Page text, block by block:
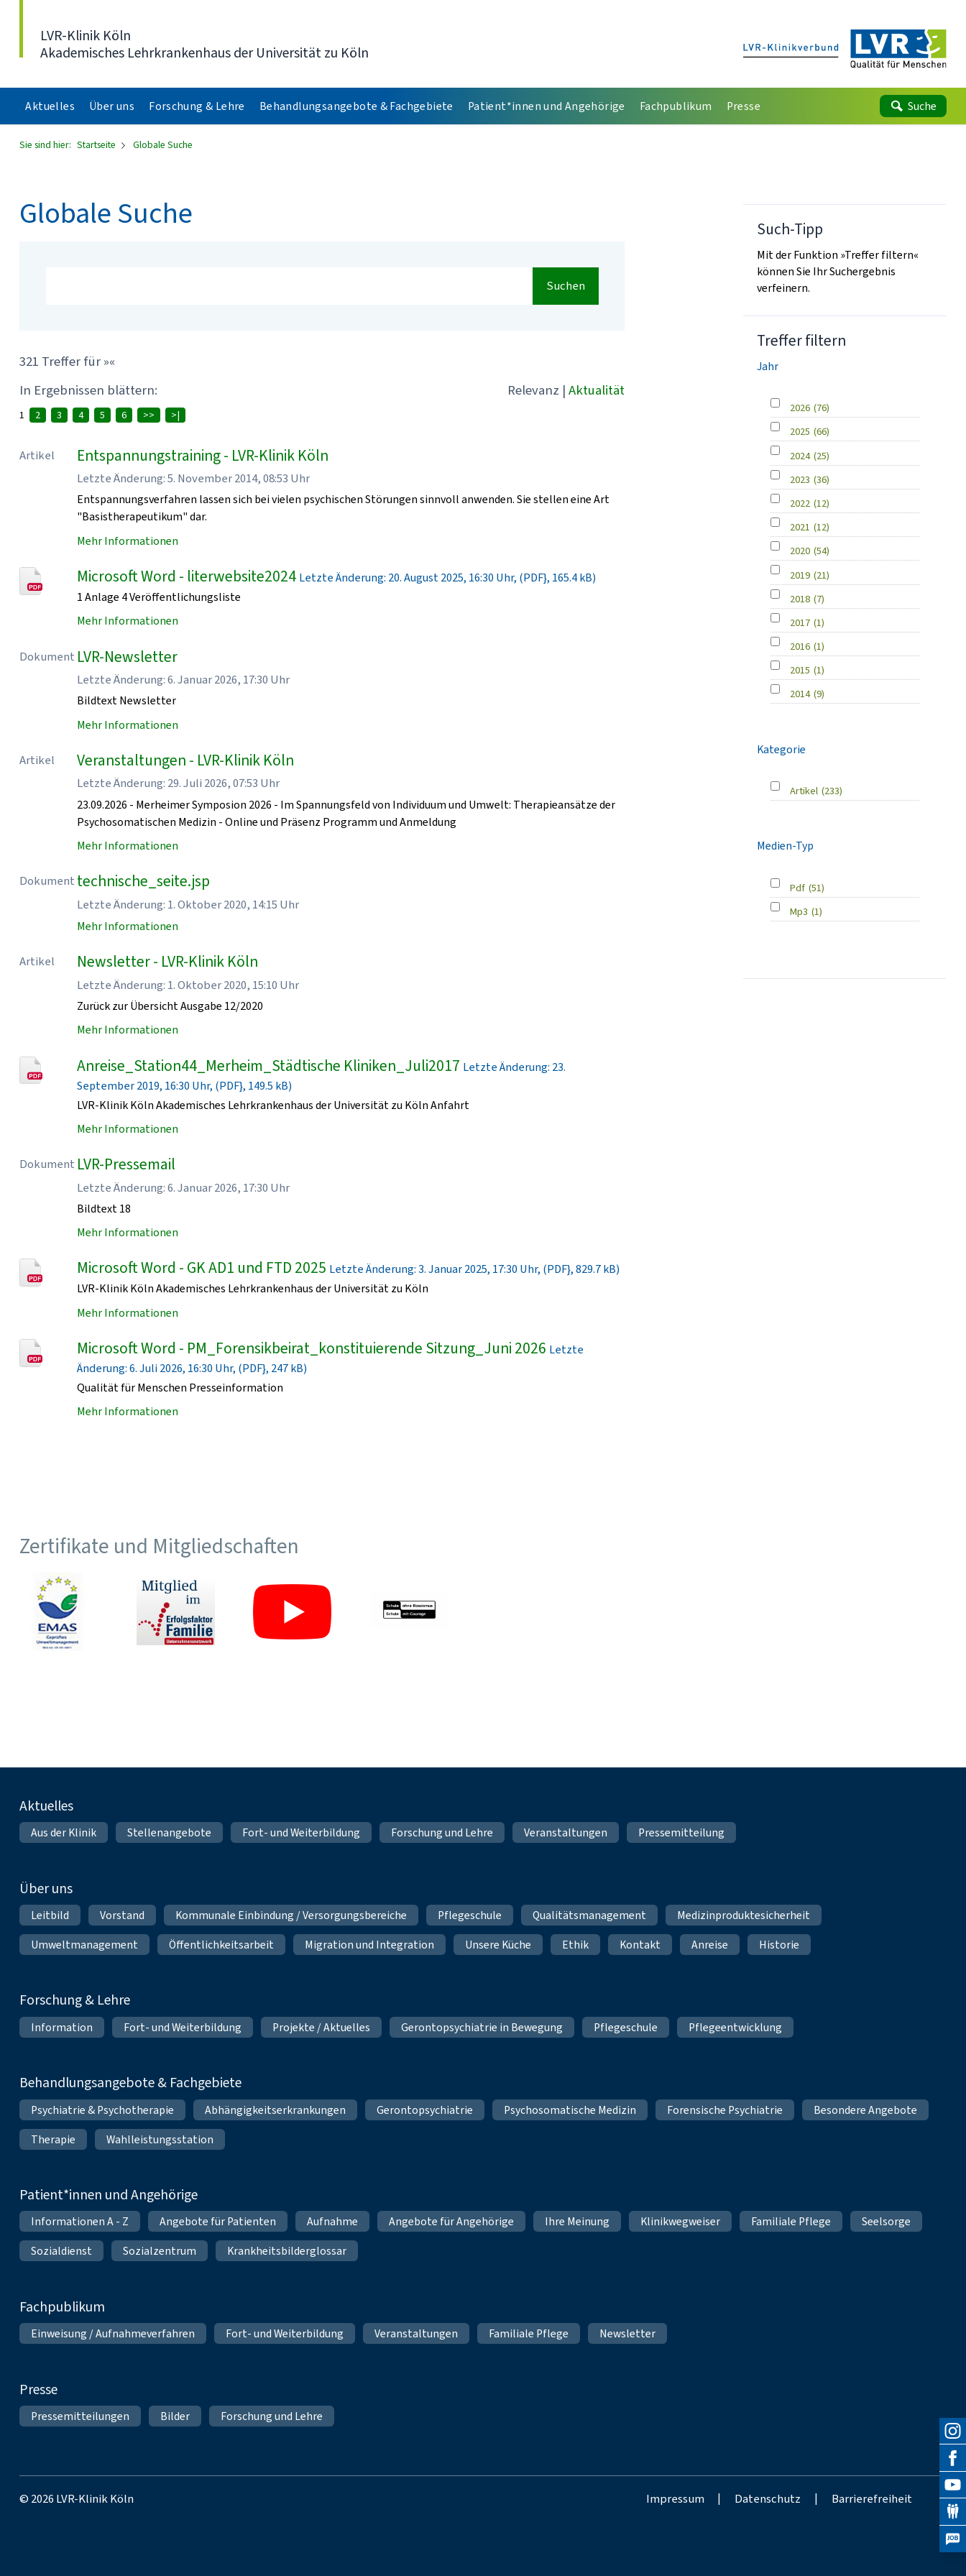
LVR-Klinik Köln
Akademisches Lehrkrankenhaus der Universität zu Köln
Aktuelles Über uns Forschung & Lehre Behandlungsangebote & Fachgebiete Patient*innen und Angehörige Fachpublikum Presse Suche
Sie sind hier: Startseite Globale Suche
Globale Suche
Suchen
321 Treffer für »«
In Ergebnissen blättern:
Relevanz | Aktualität
1 2 3 4 5 6 >> >|
Artikel Entspannungstraining - LVR-Klinik Köln
Letzte Änderung: 5. November 2014, 08:53 Uhr
Entspannungsverfahren lassen sich bei vielen psychischen Störungen sinnvoll anwenden. Sie stellen eine Art
"Basistherapeutikum" dar.
Mehr Informationen
Microsoft Word - literwebsite2024 Letzte Änderung: 20. August 2025, 16:30 Uhr, (PDF}, 165.4 kB)
1 Anlage 4 Veröffentlichungsliste
Mehr Informationen
Dokument LVR-Newsletter
Letzte Änderung: 6. Januar 2026, 17:30 Uhr
Bildtext Newsletter
Mehr Informationen
Artikel Veranstaltungen - LVR-Klinik Köln
Letzte Änderung: 29. Juli 2026, 07:53 Uhr
23.09.2026 - Merheimer Symposion 2026 - Im Spannungsfeld von Individuum und Umwelt: Therapieansätze der
Psychosomatischen Medizin - Online und Präsenz Programm und Anmeldung
Mehr Informationen
Dokument technische_seite.jsp
Letzte Änderung: 1. Oktober 2020, 14:15 Uhr
Mehr Informationen
Artikel Newsletter - LVR-Klinik Köln
Letzte Änderung: 1. Oktober 2020, 15:10 Uhr
Zurück zur Übersicht Ausgabe 12/2020
Mehr Informationen
Anreise_Station44_Merheim_Städtische Kliniken_Juli2017 Letzte Änderung: 23.
September 2019, 16:30 Uhr, (PDF}, 149.5 kB)
LVR-Klinik Köln Akademisches Lehrkrankenhaus der Universität zu Köln Anfahrt
Mehr Informationen
Dokument LVR-Pressemail
Letzte Änderung: 6. Januar 2026, 17:30 Uhr
Bildtext 18
Mehr Informationen
Microsoft Word - GK AD1 und FTD 2025 Letzte Änderung: 3. Januar 2025, 17:30 Uhr, (PDF}, 829.7 kB)
LVR-Klinik Köln Akademisches Lehrkrankenhaus der Universität zu Köln
Mehr Informationen
Microsoft Word - PM_Forensikbeirat_konstituierende Sitzung_Juni 2026 Letzte
Änderung: 6. Juli 2026, 16:30 Uhr, (PDF}, 247 kB)
Qualität für Menschen Presseinformation
Mehr Informationen
Such-Tipp
Mit der Funktion »Treffer filtern«
können Sie Ihr Suchergebnis
verfeinern.
Treffer filtern
Jahr
2026 (76)
2025 (66)
2024 (25)
2023 (36)
2022 (12)
2021 (12)
2020 (54)
2019 (21)
2018 (7)
2017 (1)
2016 (1)
2015 (1)
2014 (9)
Kategorie
Artikel (233)
Medien-Typ
Pdf (51)
Mp3 (1)
Zertifikate und Mitgliedschaften
Fußnavigation
Aktuelles
Aus der Klinik Stellenangebote Fort- und Weiterbildung Forschung und Lehre Veranstaltungen Pressemitteilung
Über uns
Leitbild Vorstand Kommunale Einbindung / Versorgungsbereiche Pflegeschule Qualitätsmanagement
Medizinproduktesicherheit
Umweltmanagement
Öffentlichkeitsarbeit Migration und Integration Unsere Küche Ethik Kontakt Anreise Historie
Forschung & Lehre
Information Fort- und Weiterbildung Projekte / Aktuelles Gerontopsychiatrie in Bewegung Pflegeschule Pflegeentwicklung
Behandlungsangebote & Fachgebiete
Psychiatrie & Psychotherapie Abhängigkeitserkrankungen Gerontopsychiatrie Psychosomatische Medizin Forensische Psychiatrie
Besondere Angebote
Therapie
Wahlleistungsstation
Patient*innen und Angehörige
Informationen A - Z Angebote für Patienten Aufnahme Angebote für Angehörige Ihre Meinung Klinikwegweiser Familiale Pflege
Seelsorge
Sozialdienst
Sozialzentrum Krankheitsbilderglossar
Fachpublikum
Einweisung / Aufnahmeverfahren Fort- und Weiterbildung Veranstaltungen Familiale Pflege Newsletter
Presse
Pressemitteilungen Bilder Forschung und Lehre
© 2026 LVR-Klinik Köln Impressum | Datenschutz | Barrierefreiheit